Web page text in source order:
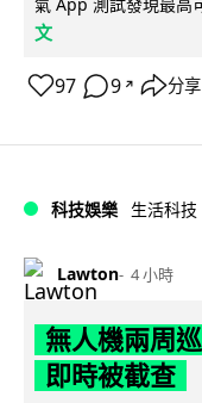
文
97 9 ↗ 分享
科技娛樂 生活科技
Lawton 4 小時
無人機兩周
即時被截查